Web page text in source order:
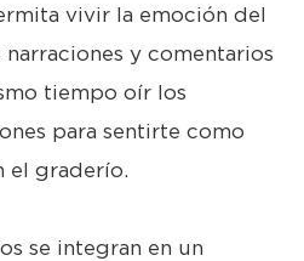
vivir la emoción del
y comentarios
tiempo oír los
para sentirte como
el graderío.
se integran en un